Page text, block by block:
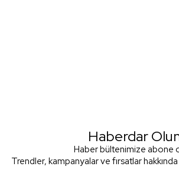
Haberdar
Haber bültenimize abone
Trendler, kampanyalar ve fırsatlar